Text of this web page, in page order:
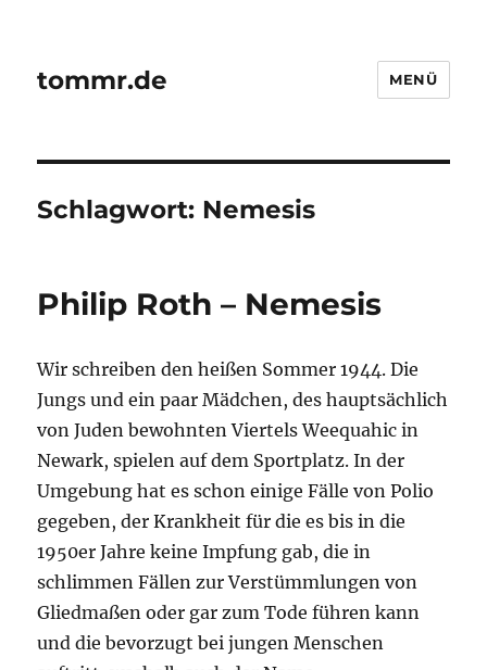
tommr.de MENÜ
Schlagwort: Nemesis
Philip Roth – Nemesis
Wir schreiben den heißen Sommer 1944. Die
Jungs und ein paar Mädchen, des hauptsächlich
von Juden bewohnten Viertels Weequahic in
Newark, spielen auf dem Sportplatz. In der
Umgebung hat es schon einige Fälle von Polio
gegeben, der Krankheit für die es bis in die
1950er Jahre keine Impfung gab, die in
schlimmen Fällen zur Verstümmlungen von
Gliedmaßen oder gar zum Tode führen kann
und die bevorzugt bei jungen Menschen